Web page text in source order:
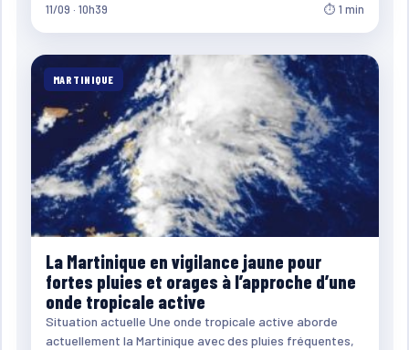
11/09 · 10h39 ⏱ 1 min
MARTINIQUE
La Martinique en vigilance jaune pour
fortes pluies et orages à l’approche d’une
onde tropicale active
Situation actuelle Une onde tropicale active aborde
actuellement la Martinique avec des pluies fréquentes,